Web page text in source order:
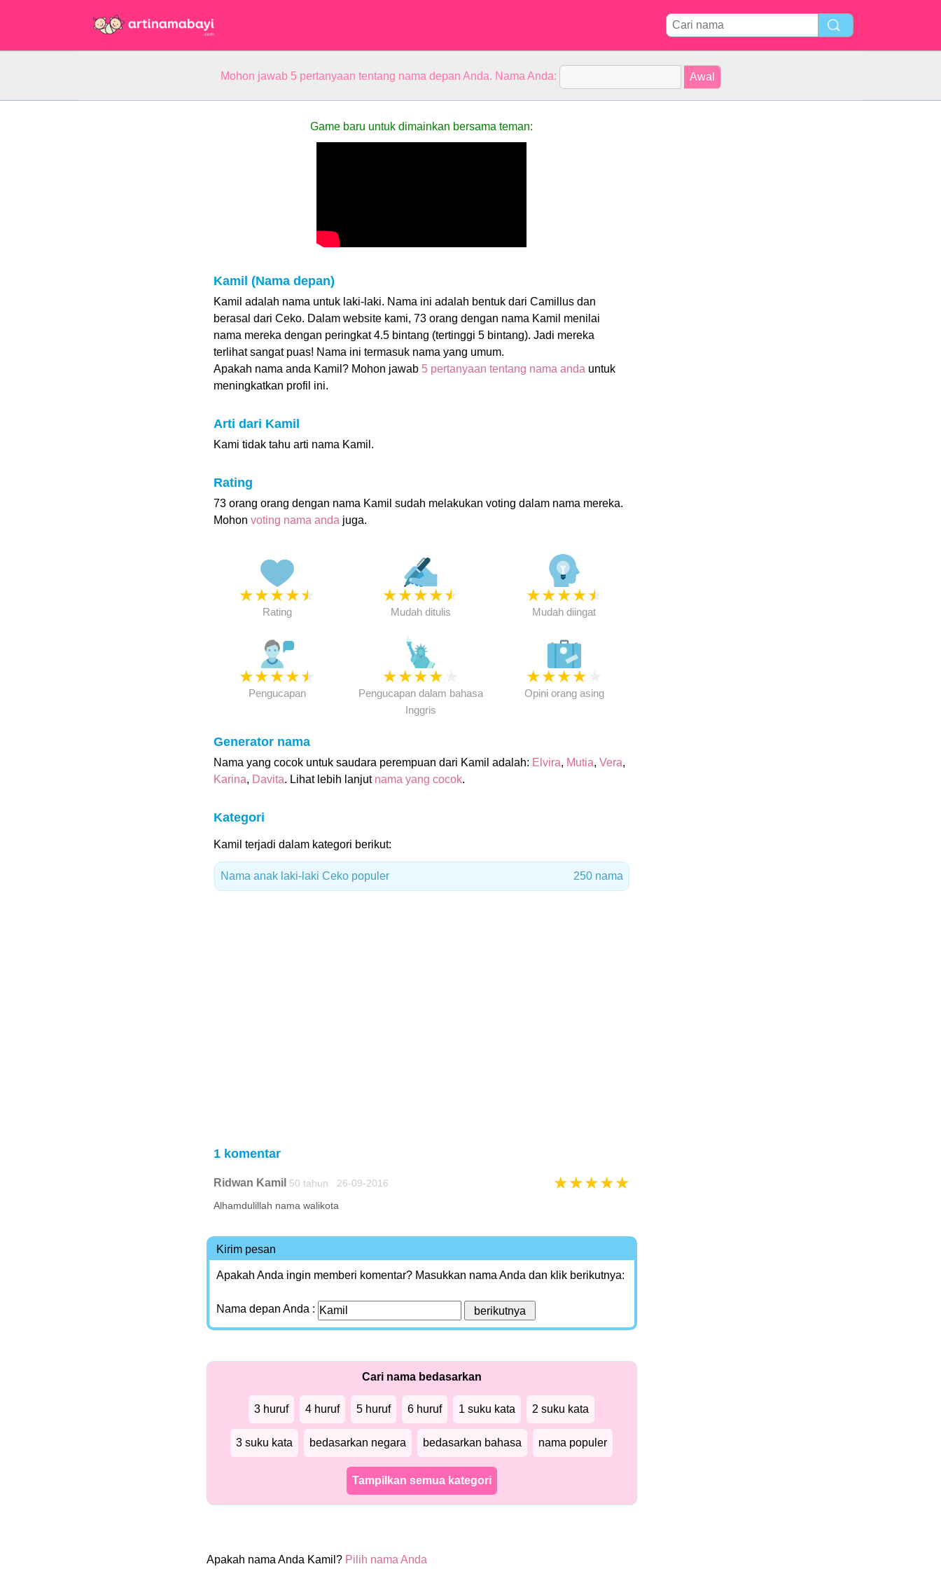
Mohon jawab 5 pertanyaan tentang nama depan Anda. Nama Anda:
Game baru untuk dimainkan bersama teman:
Kamil (Nama depan)
Kamil adalah nama untuk laki-laki. Nama ini adalah bentuk dari Camillus dan
berasal dari Ceko. Dalam website kami, 73 orang dengan nama Kamil menilai
nama mereka dengan peringkat 4.5 bintang (tertinggi 5 bintang). Jadi mereka
terlihat sangat puas! Nama ini termasuk nama yang umum.
Apakah nama anda Kamil? Mohon jawab 5 pertanyaan tentang nama anda untuk
meningkatkan profil ini.
Arti dari Kamil
Kami tidak tahu arti nama Kamil.
Rating
73 orang orang dengan nama Kamil sudah melakukan voting dalam nama mereka.
Mohon voting nama anda juga.
★★★★★
Rating
★★★★★
Mudah ditulis
★★★★★
Mudah diingat
★★★★★
Pengucapan
★★★★
Pengucapan dalam bahasa
Inggris
★★★★
Opini orang asing
Generator nama
Nama yang cocok untuk saudara perempuan dari Kamil adalah: Elvira, Mutia, Vera,
Karina, Davita. Lihat lebih lanjut nama yang cocok.
Kategori
Kamil terjadi dalam kategori berikut:
Nama anak laki-laki Ceko populer 250 nama
1 komentar
Ridwan Kamil 50 tahun 26-09-2016 ★★★★★
Alhamdulillah nama walikota
Kirim pesan
Apakah Anda ingin memberi komentar? Masukkan nama Anda dan klik berikutnya:
Nama depan Anda :
Cari nama bedasarkan
3 huruf 4 huruf 5 huruf 6 huruf 1 suku kata 2 suku kata
3 suku kata bedasarkan negara bedasarkan bahasa nama populer
Tampilkan semua kategori
Apakah nama Anda Kamil? Pilih nama Anda